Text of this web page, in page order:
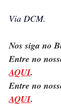
Via DCM.
Nos siga no
Entre no
AQUI.
Entre no
AQUI.